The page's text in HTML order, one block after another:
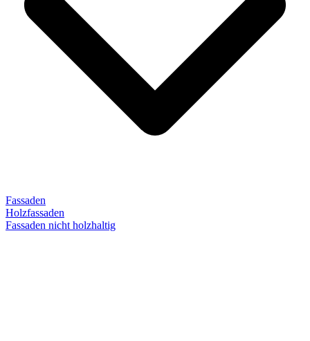
Fassaden
Holzfassaden
Fassaden nicht holzhaltig